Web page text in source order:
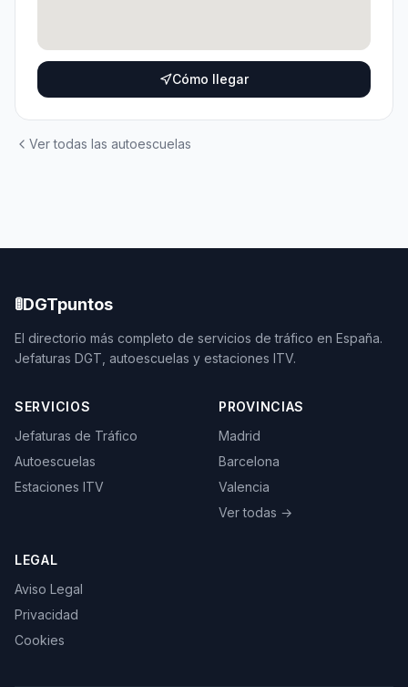
Cómo llegar
Ver todas las autoescuelas
🚦DGTpuntos
El directorio más completo de servicios de tráfico en España.
Jefaturas DGT, autoescuelas y estaciones ITV.
SERVICIOS
Jefaturas de Tráfico
Autoescuelas
Estaciones ITV
PROVINCIAS
Madrid
Barcelona
Valencia
Ver todas →
LEGAL
Aviso Legal
Privacidad
Cookies